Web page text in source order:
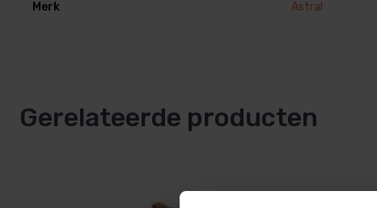
Merk Astral
Gerelateerde producten